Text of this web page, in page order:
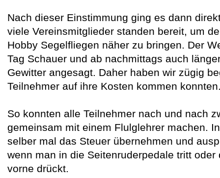
Nach dieser Einstimmung ging es dann
viele Vereinsmitglieder standen bereit, um
Hobby Segelfliegen näher zu bringen. Der
Tag Schauer und ab nachmittags auch
Gewitter angesagt. Daher haben wir zügig
Teilnehmer auf ihre Kosten kommen
So konnten alle Teilnehmer nach und nach
gemeinsam mit einem Flulglehrer machen.
selber mal das Steuer übernehmen und
wenn man in die Seitenruderpedale tritt
vorne drückt.